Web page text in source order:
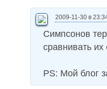
2009-11-30 в
Симпсонов
сравнивать их
PS: Мой блог